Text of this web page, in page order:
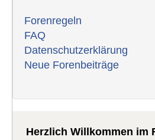
Forenregeln
FAQ
Datenschutzerklärung
Neue Forenbeiträge
Herzlich Willkommen im